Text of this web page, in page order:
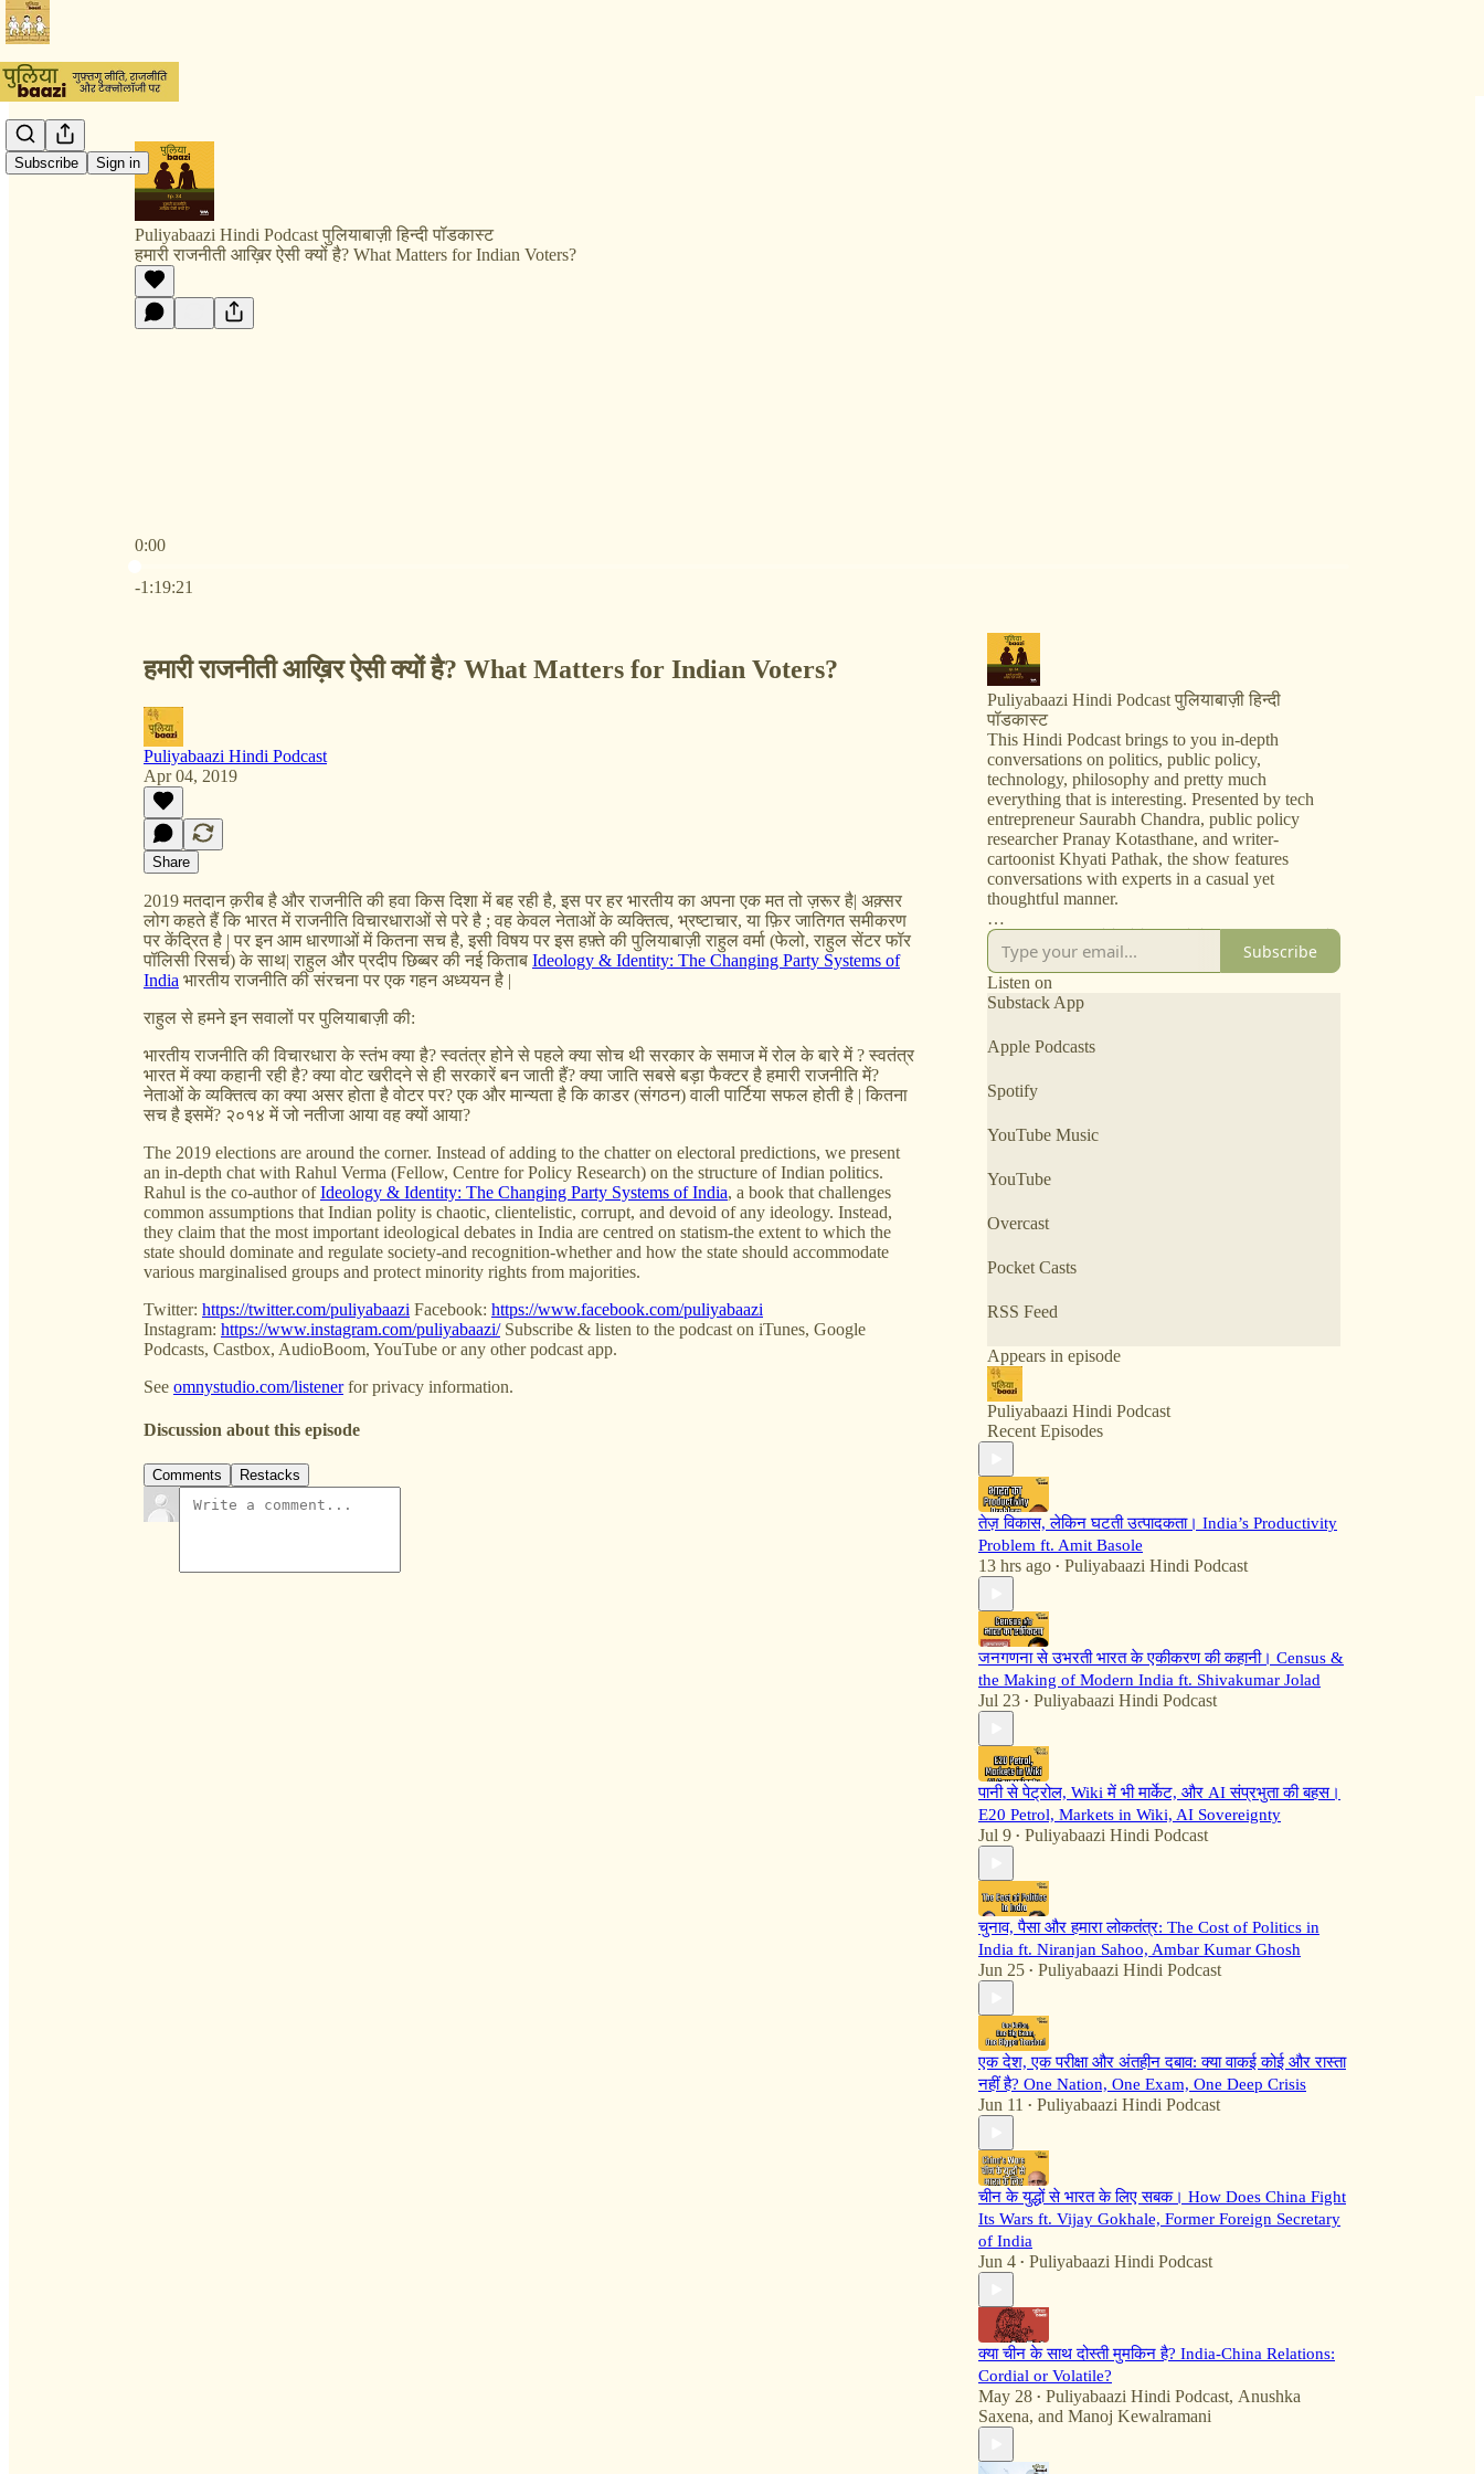
Subscribe Sign in
Puliyabaazi Hindi Podcast पुलियाबाज़ी हिन्दी पॉडकास्ट
हमारी राजनीती आख़िर ऐसी क्यों है? What Matters for Indian Voters?
0:00
-1:19:21
हमारी राजनीती आख़िर ऐसी क्यों है? What Matters for Indian Voters?
Puliyabaazi Hindi Podcast
Apr 04, 2019
Share
2019 मतदान क़रीब है और राजनीति की हवा किस दिशा में बह रही है, इस पर हर भारतीय का अपना एक मत तो ज़रूर है| अक़्सर
लोग कहते हैं कि भारत में राजनीति विचारधाराओं से परे है ; वह केवल नेताओं के व्यक्तित्व, भ्रष्टाचार, या फ़िर जातिगत समीकरण
पर केंद्रित है | पर इन आम धारणाओं में कितना सच है, इसी विषय पर इस हफ़्ते की पुलियाबाज़ी राहुल वर्मा (फेलो, राहुल सेंटर फॉर
पॉलिसी रिसर्च) के साथ| राहुल और प्रदीप छिब्बर की नई किताब Ideology & Identity: The Changing Party Systems of
India भारतीय राजनीति की संरचना पर एक गहन अध्ययन है |
राहुल से हमने इन सवालों पर पुलियाबाज़ी की:
भारतीय राजनीति की विचारधारा के स्तंभ क्या है? स्वतंत्र होने से पहले क्या सोच थी सरकार के समाज में रोल के बारे में ? स्वतंत्र
भारत में क्या कहानी रही है? क्या वोट खरीदने से ही सरकारें बन जाती हैं? क्या जाति सबसे बड़ा फैक्टर है हमारी राजनीति में?
नेताओं के व्यक्तित्व का क्या असर होता है वोटर पर? एक और मान्यता है कि काडर (संगठन) वाली पार्टिया सफल होती है | कितना
सच है इसमें? २०१४ में जो नतीजा आया वह क्यों आया?
The 2019 elections are around the corner. Instead of adding to the chatter on electoral predictions, we present
an in-depth chat with Rahul Verma (Fellow, Centre for Policy Research) on the structure of Indian politics.
Rahul is the co-author ofIdeology & Identity: The Changing Party Systems of India, a book that challenges
common assumptions that Indian polity is chaotic, clientelistic, corrupt, and devoid of any ideology. Instead,
they claim that the most important ideological debates in India are centred on statism-the extent to which the
state should dominate and regulate society-and recognition-whether and how the state should accommodate
various marginalised groups and protect minority rights from majorities.
Twitter: https://twitter.com/puliyabaazi Facebook: https://www.facebook.com/puliyabaazi
Instagram: https://www.instagram.com/puliyabaazi/Subscribe & listen to the podcast on iTunes, Google
Podcasts, Castbox, AudioBoom, YouTube or any other podcast app.
See omnystudio.com/listenerfor privacy information.
Discussion about this episode
Comments Restacks
Puliyabaazi Hindi Podcast पुलियाबाज़ी हिन्दी
पॉडकास्ट
This Hindi Podcast brings to you in-depth
conversations on politics, public policy,
technology, philosophy and pretty much
everything that is interesting. Presented by tech
entrepreneur Saurabh Chandra, public policy
researcher Pranay Kotasthane, and writer-
cartoonist Khyati Pathak, the show features
conversations with experts in a casual yet
thoughtful manner.
जब महफ़िल ख़त्म होते-होते दरवाज़े के बाहर, एक पुलिया के
ऊपर, हम दुनिया भर की जटिल समस्याओं को हल करने में
लग जाते हैं, तो हो जाती है पुलियाबाज़ी। तो आइए, शामिल
हो जाइए हमारी पुलियाबाज़ी में जहां हम एक से एक दिलचस्प
विषय की तह तक जाएँगे, वो भी आम बोलचाल की भाषा में।
Subscribe
Listen on
Substack App
Apple Podcasts
Spotify
YouTube Music
YouTube
Overcast
Pocket Casts
RSS Feed
Appears in episode
Puliyabaazi Hindi Podcast
Recent Episodes
तेज़ विकास, लेकिन घटती उत्पादकता। India’s Productivity
Problem ft. Amit Basole
13 hrs ago • Puliyabaazi Hindi Podcast
जनगणना से उभरती भारत के एकीकरण की कहानी। Census &
the Making of Modern India ft. Shivakumar Jolad
Jul 23 • Puliyabaazi Hindi Podcast
पानी से पेट्रोल, Wiki में भी मार्केट, और AI संप्रभुता की बहस।
E20 Petrol, Markets in Wiki, AI Sovereignty
Jul 9 • Puliyabaazi Hindi Podcast
चुनाव, पैसा और हमारा लोकतंत्र: The Cost of Politics in
India ft. Niranjan Sahoo, Ambar Kumar Ghosh
Jun 25 • Puliyabaazi Hindi Podcast
एक देश, एक परीक्षा और अंतहीन दबाव: क्या वाकई कोई और रास्ता
नहीं है? One Nation, One Exam, One Deep Crisis
Jun 11 • Puliyabaazi Hindi Podcast
चीन के युद्धों से भारत के लिए सबक। How Does China Fight
Its Wars ft. Vijay Gokhale, Former Foreign Secretary
of India
Jun 4 • Puliyabaazi Hindi Podcast
क्या चीन के साथ दोस्ती मुमकिन है? India-China Relations:
Cordial or Volatile?
May 28 • Puliyabaazi Hindi Podcast, Anushka
Saxena, and Manoj Kewalramani